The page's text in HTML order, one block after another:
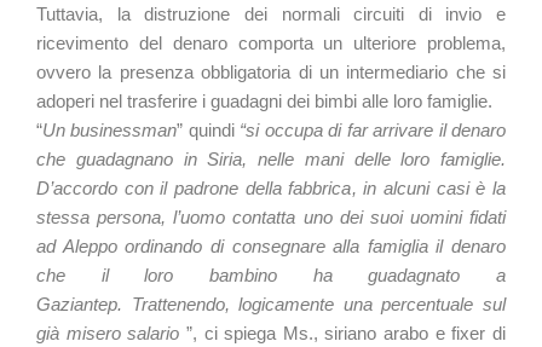
Tuttavia, la distruzione dei normali circuiti di invio e
ricevimento del denaro comporta un ulteriore problema,
ovvero la presenza obbligatoria di un intermediario che si
adoperi nel trasferire i guadagni dei bimbi alle loro famiglie.
“Un businessman” quindi “si occupa di far arrivare il denaro
che guadagnano in Siria, nelle mani delle loro famiglie.
D’accordo con il padrone della fabbrica, in alcuni casi è la
stessa persona, l’uomo contatta uno dei suoi uomini fidati
ad Aleppo ordinando di consegnare alla famiglia il denaro
che il loro bambino ha guadagnato a
Gaziantep. Trattenendo, logicamente una percentuale sul
già misero salario ”, ci spiega Ms., siriano arabo e fixer di